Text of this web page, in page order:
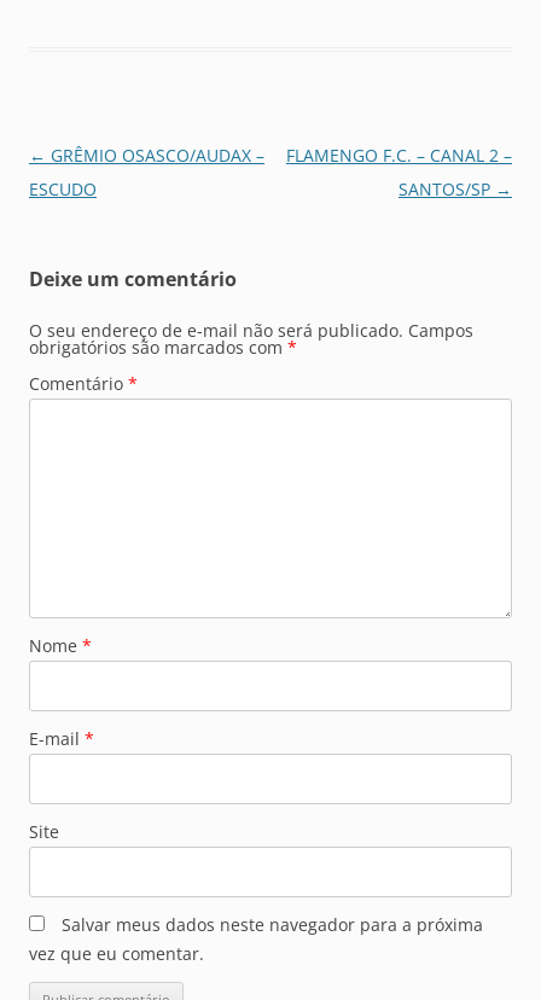
Navegação
de
← GRÊMIO OSASCO/AUDAX –
ESCUDO
FLAMENGO F.C. – CANAL 2 –
SANTOS/SP →
Deixe um comentário
O seu endereço de e-mail não será publicado. Campos
obrigatórios são marcados com *
Comentário *
Nome *
E-mail *
Site
Salvar meus dados neste navegador para a próxima
vez que eu comentar.